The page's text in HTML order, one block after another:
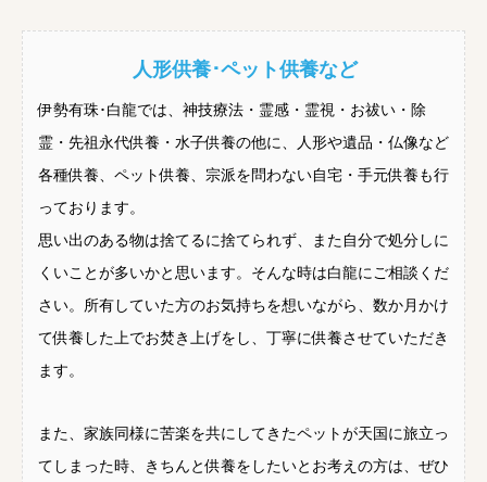
人形供養･ペット供養など
伊勢有珠･白龍では、神技療法・霊感・霊視・お祓い・除
霊・先祖永代供養・水子供養の他に、人形や遺品・仏像など
各種供養、ペット供養、宗派を問わない自宅・手元供養も行
っております。
思い出のある物は捨てるに捨てられず、また自分で処分しに
くいことが多いかと思います。そんな時は白龍にご相談くだ
さい。所有していた方のお気持ちを想いながら、数か月かけ
て供養した上でお焚き上げをし、丁寧に供養させていただき
ます。
また、家族同様に苦楽を共にしてきたペットが天国に旅立っ
てしまった時、きちんと供養をしたいとお考えの方は、ぜひ